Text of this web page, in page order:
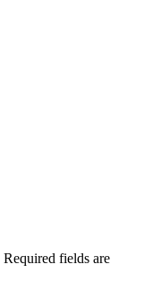
Required fields are